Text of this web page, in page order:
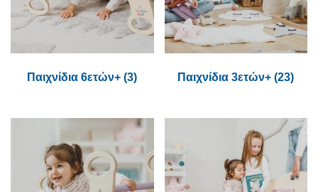
Παιχνίδια 6ετών+(3) Παιχνίδια 3ετών+(23)